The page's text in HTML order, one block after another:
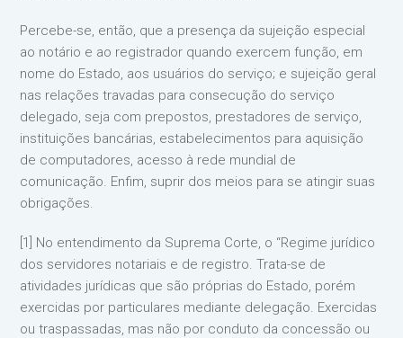
Percebe-se, então, que a presença da sujeição especial
ao notário e ao registrador quando exercem função, em
nome do Estado, aos usuários do serviço; e sujeição geral
nas relações travadas para consecução do serviço
delegado, seja com prepostos, prestadores de serviço,
instituições bancárias, estabelecimentos para aquisição
de computadores, acesso à rede mundial de
comunicação. Enfim, suprir dos meios para se atingir suas
obrigações.
[1] No entendimento da Suprema Corte, o “Regime jurídico
dos servidores notariais e de registro. Trata-se de
atividades jurídicas que são próprias do Estado, porém
exercidas por particulares mediante delegação. Exercidas
ou traspassadas, mas não por conduto da concessão ou